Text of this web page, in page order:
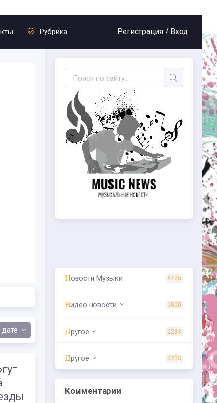
Рубрика Регистрация / Вход
дате
Новости Музыки 9725
Видео новости 3800
Другое 2233
Другое 2233
Комментарии